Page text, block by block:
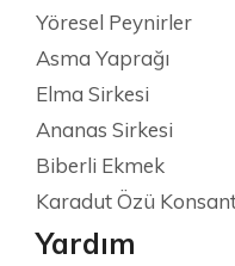
Yöresel Peynirler
Asma Yaprağı
Elma Sirkesi
Ananas Sirkesi
Biberli Ekmek
Karadut Özü
Yardım